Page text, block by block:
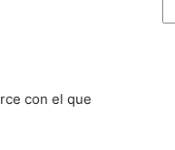
con el que